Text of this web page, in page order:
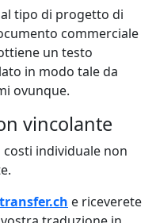
tipo di progetto di
commerciale
un testo
in modo tale da
ovunque.
vincolante
individuale non
e riceverete